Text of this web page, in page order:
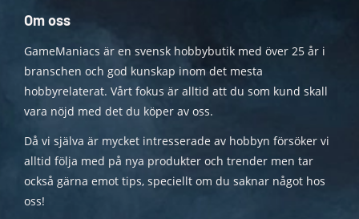
Om oss
GameManiacs är en svensk hobbybutik med över 25 år i
branschen och god kunskap inom det mesta
hobbyrelaterat. Vårt fokus är alltid att du som kund skall
vara nöjd med det du köper av oss.
Då vi själva är mycket intresserade av hobbyn försöker vi
alltid följa med på nya produkter och trender men tar
också gärna emot tips, speciellt om du saknar något hos
oss!